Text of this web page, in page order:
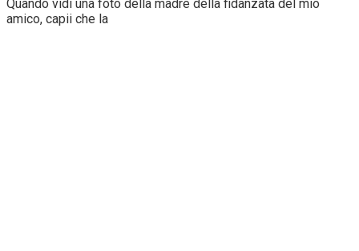
Quando vidi una foto della madre della fidanzata del mio
amico, capii che la